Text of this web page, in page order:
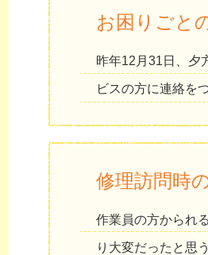
お困りごと
昨年12月31日、夕
ビスの方に連絡を
修理訪問時
作業員の方かられ
り大変だったと思